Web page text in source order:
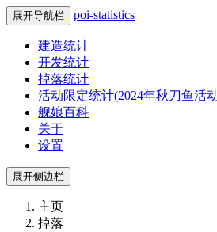
展开导航栏 poi-statistics
建造统计
开发统计
掉落统计
活动限定统计(2024年秋刀鱼活
舰娘百科
关于
设置
展开侧边栏
主页
掉落